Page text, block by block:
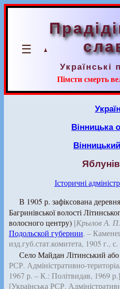
☰
Українські
Пімсти смерть
Вінницька
Історичні
В 1905 р. зафіксована деревня
Багринівської волості
волосного центру) [Крылов А. П.
Подольской губернии. –
изд.губ.стат.комитета, 1905 г.,
Село Майдан Літинський або
РСР. Адміністративно-
1967 р. – К.: Політвидав, 1969 р.]
[Українська РСР.